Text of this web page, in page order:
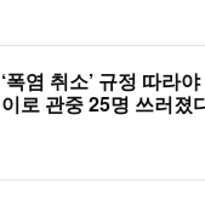
‘폭염 취소’ 규정 따라
이로 관중 25명 쓰러졌